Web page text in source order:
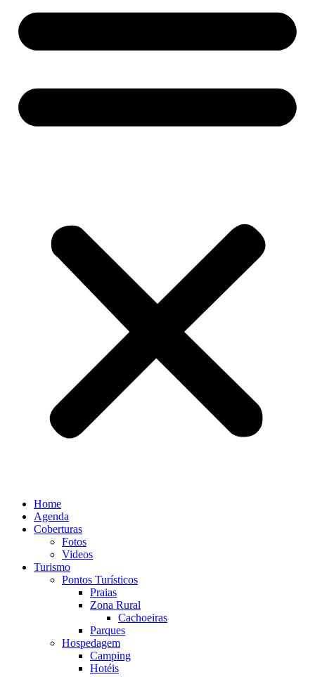
Home
Agenda
Coberturas
Fotos
Videos
Turismo
Pontos Turísticos
Praias
Zona Rural
Cachoeiras
Parques
Hospedagem
Camping
Hotéis